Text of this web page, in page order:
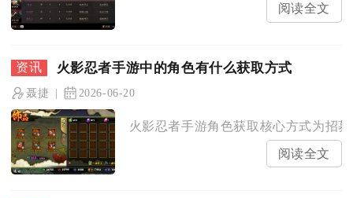
阅读全文
火影忍者手游中的角色有什么获取方式
聂捷 2026-06-20
火影忍者手游角色获取核心方式为招
阅读全文